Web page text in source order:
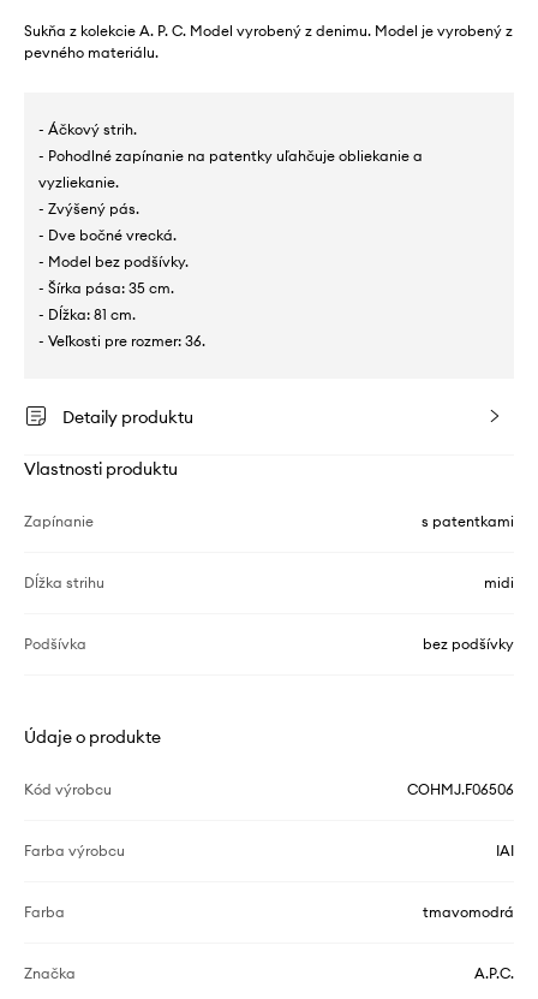
Sukňa z kolekcie A. P. C. Model vyrobený z denimu. Model je vyrobený z
pevného materiálu.
- Áčkový strih.
- Pohodlné zapínanie na patentky uľahčuje obliekanie a
vyzliekanie.
- Zvýšený pás.
- Dve bočné vrecká.
- Model bez podšívky.
- Šírka pása: 35 cm.
- Dĺžka: 81 cm.
- Veľkosti pre rozmer: 36.
Detaily produktu
Vlastnosti produktu
Zapínanie s patentkami
Dĺžka strihu midi
Podšívka bez podšívky
Údaje o produkte
Kód výrobcu COHMJ.F06506
Farba výrobcu IAI
Farba tmavomodrá
Značka A.P.C.